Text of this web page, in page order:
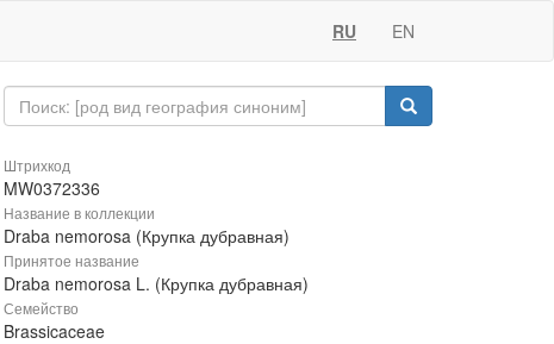
RU EN
Штрихкод
MW0372336
Название в коллекции
Draba nemorosa (Крупка дубравная)
Принятое название
Draba nemorosa L. (Крупка дубравная)
Семейство
Brassicaceae